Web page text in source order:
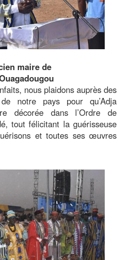
maire de
nous plaidons auprès des
notre pays pour qu’Adja
décorée dans l’Ordre de
tout félicitant la guérisseuse
et toutes ses œuvres